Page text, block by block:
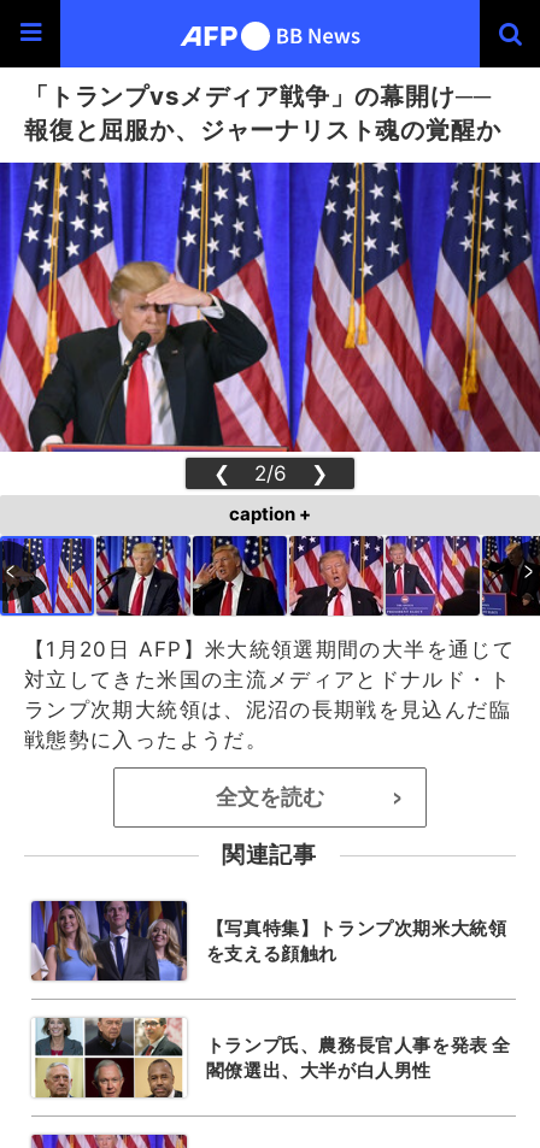
「トランプvsメディア戦争」の幕開け──
報復と屈服か、ジャーナリスト魂の覚醒か
❮ 2/6 ❯
caption +
【1月20日 AFP】米大統領選期間の大半を通じて
対立してきた米国の主流メディアとドナルド・ト
ランプ次期大統領は、泥沼の長期戦を見込んだ臨
戦態勢に入ったようだ。
全文を読む >
関連記事
【写真特集】トランプ次期米大統領
を支える顔触れ
トランプ氏、農務長官人事を発表 全
閣僚選出、大半が白人男性